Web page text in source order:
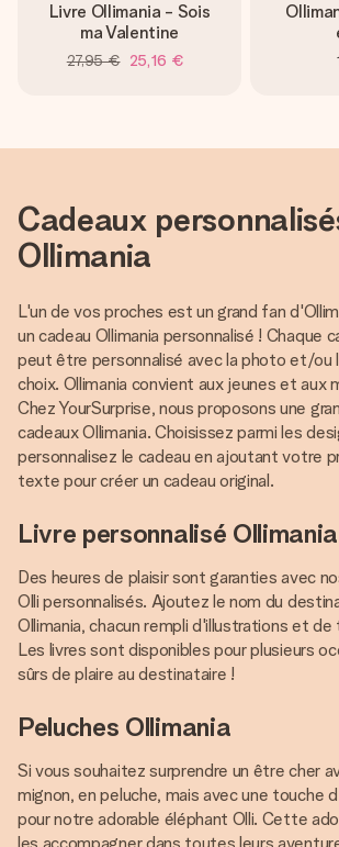
Livre Ollimania - Sois
ma Valentine
27,95 € 25,16 €
Cadeaux
Ollimania
L'un de vos proches est un grand fan
un cadeau Ollimania personnalisé ! Chaque
peut être personnalisé avec la photo et/
choix. Ollimania convient aux jeunes et aux
Chez YourSurprise, nous proposons une
cadeaux Ollimania. Choisissez parmi les
personnalisez le cadeau en ajoutant votre
texte pour créer un cadeau original.
Livre personnalisé Ollimania
Des heures de plaisir sont garanties avec
Olli personnalisés. Ajoutez le nom du
Ollimania, chacun rempli d'illustrations et
Les livres sont disponibles pour plusieurs
sûrs de plaire au destinataire !
Peluches Ollimania
Si vous souhaitez surprendre un être cher
mignon, en peluche, mais avec une touche
pour notre adorable éléphant Olli. Cette